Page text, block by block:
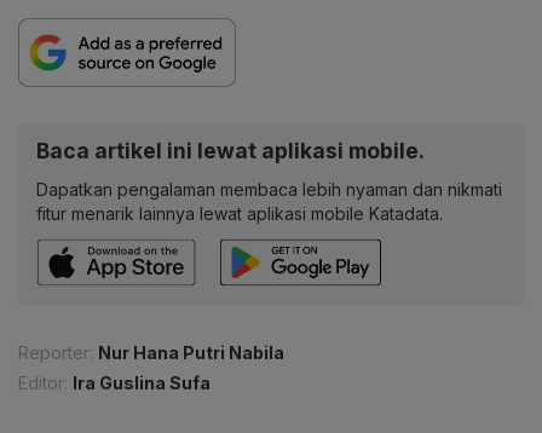
Baca artikel ini lewat aplikasi mobile.
Dapatkan pengalaman membaca lebih nyaman dan nikmati
fitur menarik lainnya lewat aplikasi mobile Katadata.
Reporter: Nur Hana Putri Nabila
Editor: Ira Guslina Sufa